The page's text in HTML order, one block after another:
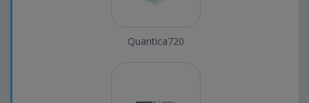
Quantica720